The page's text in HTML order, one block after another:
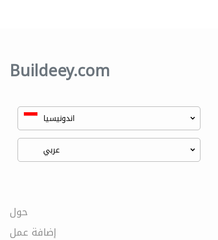
Buildeey.com
حول
إضافة عمل